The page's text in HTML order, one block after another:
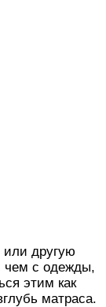
или другую
чем с одежды,
этим как
матраса.